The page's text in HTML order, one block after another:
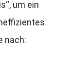
, um ein
nach: